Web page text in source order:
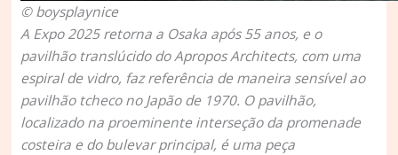
© boysplaynice
A Expo 2025 retorna a Osaka após 55 anos, e o
pavilhão translúcido do Apropos Architects, com uma
espiral de vidro, faz referência de maneira sensível ao
pavilhão tcheco no Japão de 1970. O pavilhão,
localizado na proeminente interseção da promenade
costeira e do bulevar principal, é uma peça